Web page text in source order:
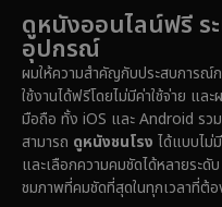
Dystopian
Emotional
Epic มหากาพย์
ดูหนังออนไลน์ฟรี ร
อุปกรณ์
ผมให้ความสำคัญกับประสบการณ์
ใช้งานได้ฟรีโดยไม่มีค่าใช้จ่าย แล
มือถือ ทั้ง iOS และ Android รว
สามารถ ดูหนังชนโรง ได้แบบไม่
และเลือกความคมชัดได้หลายระ
ชมภาพที่คมชัดที่สุดในทุกเวลาที่ต้